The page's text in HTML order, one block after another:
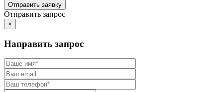
Отправить запрос
×
Направить запрос